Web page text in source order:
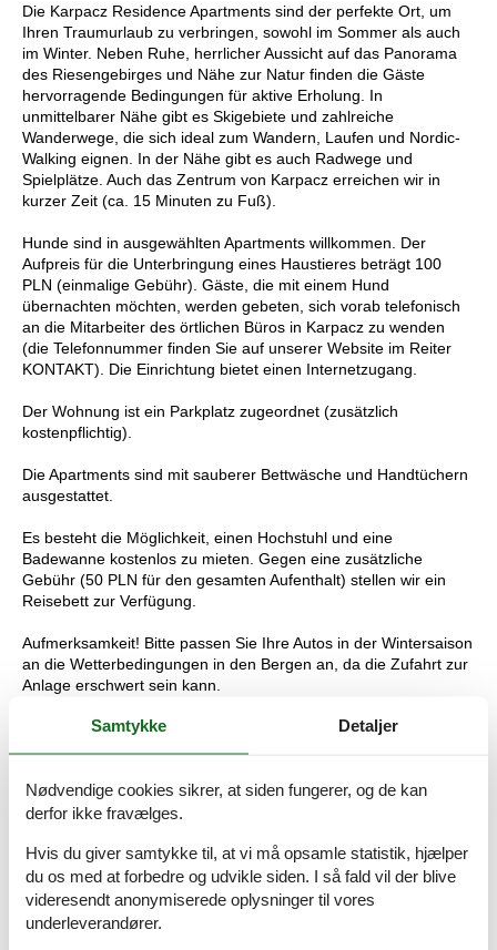
Die Karpacz Residence Apartments sind der perfekte Ort, um
Ihren Traumurlaub zu verbringen, sowohl im Sommer als auch
im Winter. Neben Ruhe, herrlicher Aussicht auf das Panorama
des Riesengebirges und Nähe zur Natur finden die Gäste
hervorragende Bedingungen für aktive Erholung. In
unmittelbarer Nähe gibt es Skigebiete und zahlreiche
Wanderwege, die sich ideal zum Wandern, Laufen und Nordic-
Walking eignen. In der Nähe gibt es auch Radwege und
Spielplätze. Auch das Zentrum von Karpacz erreichen wir in
kurzer Zeit (ca. 15 Minuten zu Fuß).
Hunde sind in ausgewählten Apartments willkommen. Der
Aufpreis für die Unterbringung eines Haustieres beträgt 100
PLN (einmalige Gebühr). Gäste, die mit einem Hund
übernachten möchten, werden gebeten, sich vorab telefonisch
an die Mitarbeiter des örtlichen Büros in Karpacz zu wenden
(die Telefonnummer finden Sie auf unserer Website im Reiter
KONTAKT). Die Einrichtung bietet einen Internetzugang.
Der Wohnung ist ein Parkplatz zugeordnet (zusätzlich
kostenpflichtig).
Die Apartments sind mit sauberer Bettwäsche und Handtüchern
ausgestattet.
Es besteht die Möglichkeit, einen Hochstuhl und eine
Badewanne kostenlos zu mieten. Gegen eine zusätzliche
Gebühr (50 PLN für den gesamten Aufenthalt) stellen wir ein
Reisebett zur Verfügung.
Aufmerksamkeit! Bitte passen Sie Ihre Autos in der Wintersaison
an die Wetterbedingungen in den Bergen an, da die Zufahrt zur
Anlage erschwert sein kann.
Restaurant: 50 m
Geschäft: 100 m
Apotheke: 1,7 km
Wang-Tempel: 2,1 km
Samtykke Detaljer
Nødvendige cookies sikrer, at siden fungerer, og de kan
derfor ikke fravælges.
Hvis du giver samtykke til, at vi må opsamle statistik, hjælper
du os med at forbedre og udvikle siden. I så fald vil der blive
videresendt anonymiserede oplysninger til vores
underleverandører.